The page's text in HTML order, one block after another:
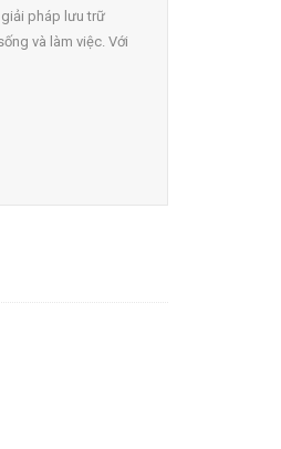
giải pháp lưu trữ
và làm việc. Với